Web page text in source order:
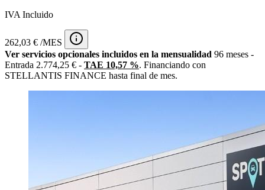
IVA Incluido
262,03 € /MES
Ver servicios opcionales incluidos en la mensualidad 96 meses -
Entrada 2.774,25 € - TAE 10,57 %. Financiando con
STELLANTIS FINANCE hasta final de mes.